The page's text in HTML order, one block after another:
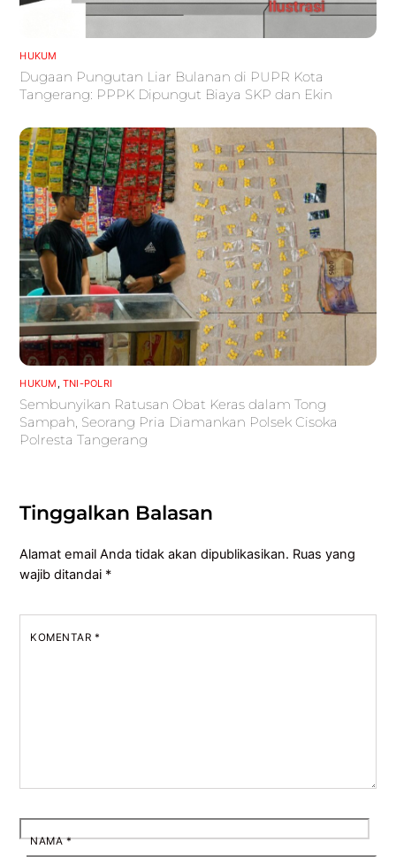
HUKUM
Dugaan Pungutan Liar Bulanan di PUPR Kota
Tangerang: PPPK Dipungut Biaya SKP dan Ekin
HUKUM TNI-POLRI
Sembunyikan Ratusan Obat Keras dalam Tong
Sampah, Seorang Pria Diamankan Polsek Cisoka
Polresta Tangerang
Tinggalkan Balasan
Alamat email Anda tidak akan dipublikasikan. Ruas yang
wajib ditandai *
KOMENTAR *
NAMA*